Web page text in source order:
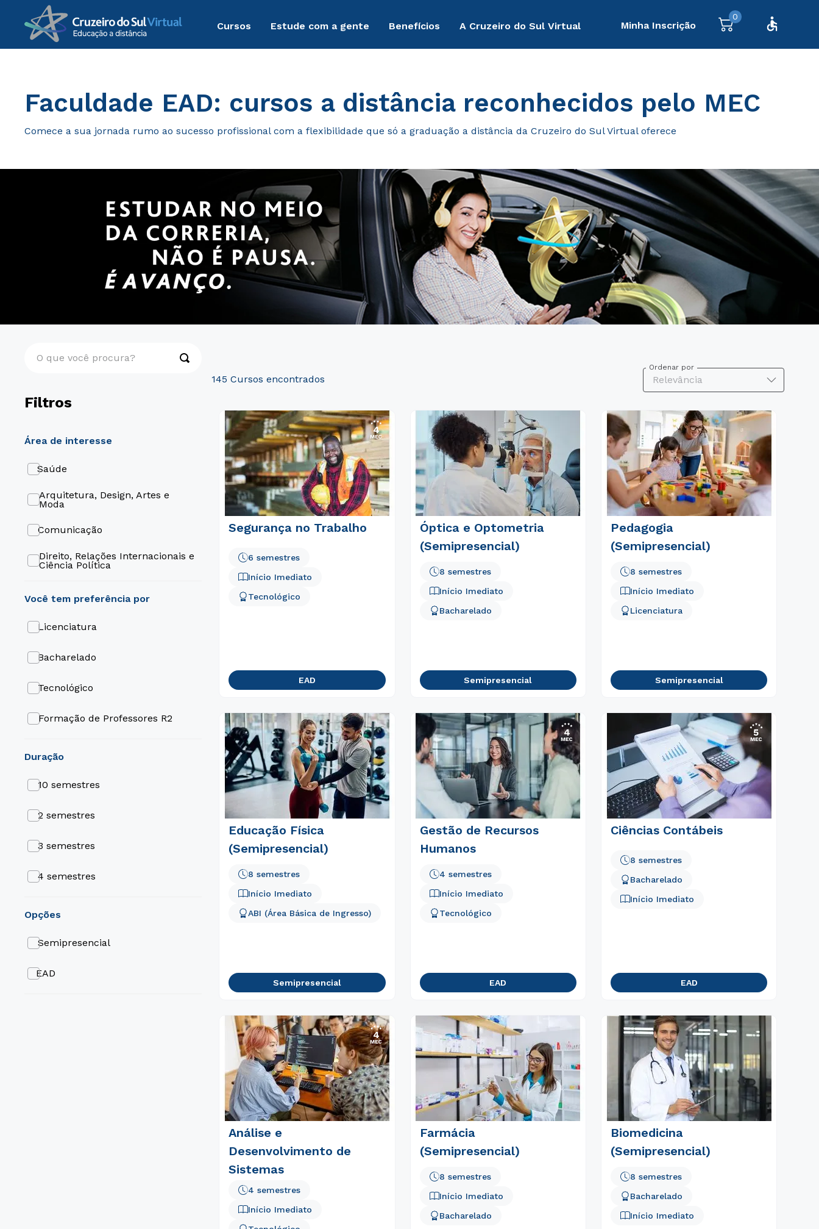
Cursos Estude com a gente Benefícios A Cruzeiro do Sul Virtual Minha Inscrição
0
Faculdade EAD: cursos a distância reconhecidos pelo MEC
Comece a sua jornada rumo ao sucesso profissional com a flexibilidade que só a graduação a distância da Cruzeiro do Sul Virtual oferece
Filtros
área de interesse
Saúde
Arquitetura, Design, Artes e
Moda
Comunicação
Direito, Relações Internacionais e
Ciência Política
Engenharia e Tecnologia
Gestão e Negócios
Gastronomia e Hospitalidade
duração
10 semestres
2 semestres
3 semestres
4 semestres
6 semestres
8 semestres
opções
Semipresencial
EAD
Licenciatura
Bacharelado
Tecnológico
Formação de Professores R2
145
Ordenar por
Relevância
Segurança no Trabalho
Início Imediato
6 semestres
Tecnológico
EAD
Óptica e Optometria
(Semipresencial)
Início Imediato
8 semestres
Bacharelado
Semipresencial
Pedagogia
(Semipresencial)
Início Imediato
8 semestres
Licenciatura
Semipresencial
Educação Física
(Semipresencial)
Início Imediato
ABI (Área Básica de Ingresso)
8 semestres
Semipresencial
Gestão de Recursos
Humanos
Início Imediato
4 semestres
Tecnológico
EAD
Ciências Contábeis
Bacharelado
Início Imediato
8 semestres
EAD
Análise e
Desenvolvimento de
Sistemas
Início Imediato
4 semestres
Farmácia
(Semipresencial)
Início Imediato
Bacharelado
8 semestres
Biomedicina
(Semipresencial)
Bacharelado
8 semestres
Início Imediato